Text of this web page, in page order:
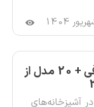
کابینت ممبران سفید صدفی + 20 مدل از
آشپزخانه‌های